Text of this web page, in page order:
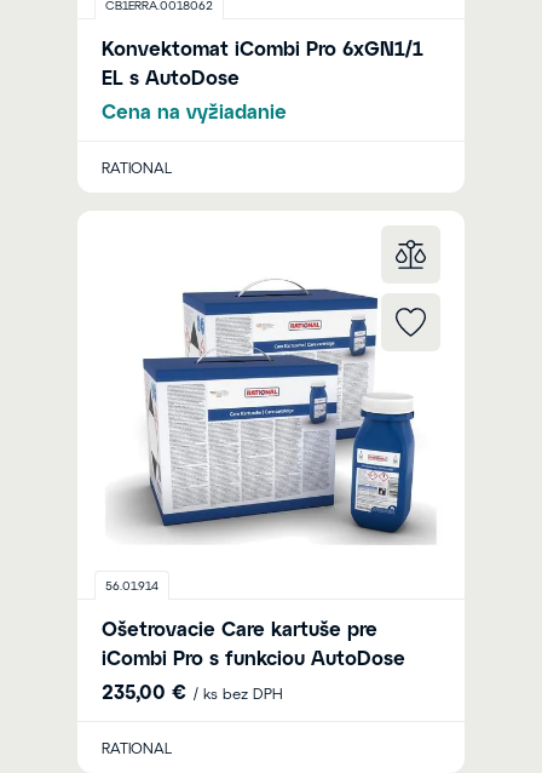
CB1ERRA.0018062
Konvektomat iCombi Pro 6xGN1/1
EL s AutoDose
Cena na vyžiadanie
RATIONAL
56.01.914
Ošetrovacie Care kartuše pre
iCombi Pro s funkciou AutoDose
235,00 € / ks bez DPH
RATIONAL